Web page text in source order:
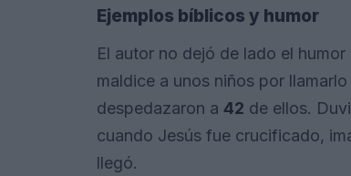
Ejemplos bíblicos y humor
El autor no dejó de lado el
maldice a unos niños por
despedazaron a 42 de ellos.
cuando Jesús fue crucificado,
llegó.